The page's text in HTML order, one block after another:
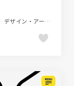
グレー系、コーポレートサイト、スタイリッシュ、デザイン・アート・音楽・文芸、ベージュ・ゴールド系、ポートフォリオ、モーション多め、動画が流れる、大きめ写真、海外サイト